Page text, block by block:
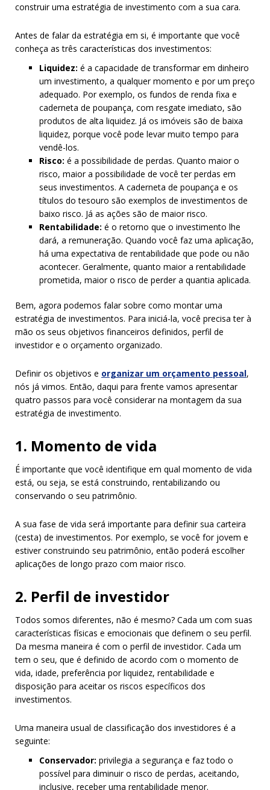
construir uma estratégia de investimento com a sua cara.
Antes de falar da estratégia em si, é importante que você
conheça as três características dos investimentos:
Liquidez: é a capacidade de transformar em dinheiro
um investimento, a qualquer momento e por um preço
adequado. Por exemplo, os fundos de renda fixa e
caderneta de poupança, com resgate imediato, são
produtos de alta liquidez. Já os imóveis são de baixa
liquidez, porque você pode levar muito tempo para
vendê-los.
Risco: é a possibilidade de perdas. Quanto maior o
risco, maior a possibilidade de você ter perdas em
seus investimentos. A caderneta de poupança e os
títulos do tesouro são exemplos de investimentos de
baixo risco. Já as ações são de maior risco.
Rentabilidade: é o retorno que o investimento lhe
dará, a remuneração. Quando você faz uma aplicação,
há uma expectativa de rentabilidade que pode ou não
acontecer. Geralmente, quanto maior a rentabilidade
prometida, maior o risco de perder a quantia aplicada.
Bem, agora podemos falar sobre como montar uma
estratégia de investimentos. Para iniciá-la, você precisa ter à
mão os seus objetivos financeiros definidos, perfil de
investidor e o orçamento organizado.
Definir os objetivos e organizar um orçamento pessoal,
nós já vimos. Então, daqui para frente vamos apresentar
quatro passos para você considerar na montagem da sua
estratégia de investimento.
1. Momento de vida
É importante que você identifique em qual momento de vida
está, ou seja, se está construindo, rentabilizando ou
conservando o seu patrimônio.
A sua fase de vida será importante para definir sua carteira
(cesta) de investimentos. Por exemplo, se você for jovem e
estiver construindo seu patrimônio, então poderá escolher
aplicações de longo prazo com maior risco.
2. Perfil de investidor
Todos somos diferentes, não é mesmo? Cada um com suas
características físicas e emocionais que definem o seu perfil.
Da mesma maneira é com o perfil de investidor. Cada um
tem o seu, que é definido de acordo com o momento de
vida, idade, preferência por liquidez, rentabilidade e
disposição para aceitar os riscos específicos dos
investimentos.
Uma maneira usual de classificação dos investidores é a
seguinte:
Conservador: privilegia a segurança e faz todo o
possível para diminuir o risco de perdas, aceitando,
inclusive, receber uma rentabilidade menor.